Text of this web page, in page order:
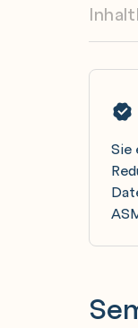
Inhalt
Sie